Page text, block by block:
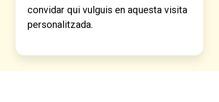
convidar qui vulguis en aquesta visita
personalitzada.